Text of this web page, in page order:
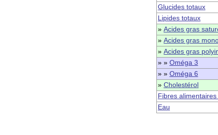
Glucides totaux
Lipides totaux
» Acides gras
» Acides gras
» Acides gras
» » Oméga 3
» » Oméga 6
» Cholestérol
Fibres
Eau